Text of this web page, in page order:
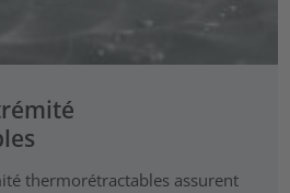
thermorétractables assurent